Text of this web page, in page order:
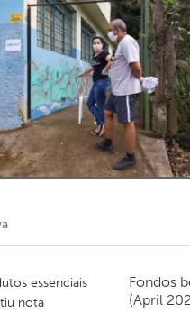
New Glasgow
essenciais
nota
Fondos
(April